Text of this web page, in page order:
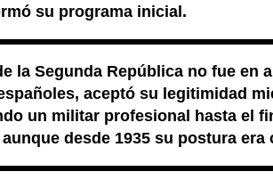
su programa inicial.
la Segunda República no fue en
aceptó su legitimidad
un militar profesional hasta el
desde 1935 su postura era